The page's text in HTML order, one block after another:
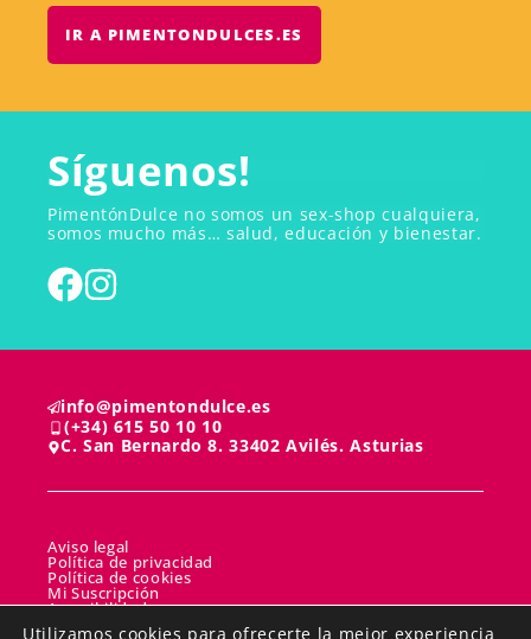
IR A PIMENTONDULCES.ES
Síguenos!
PimentónDulce no somos un sex-shop cualquiera,
somos mucho más… salud, educación y bienestar.
info@pimentondulce.es
(+34) 615 50 10 10
C. San Bernardo 8. 33402 Avilés. Asturias
Aviso legal
Política de privacidad
Política de cookies
Mi Suscripción
Accesibilidad
Mapa del sitio
Utilizamos cookies para ofrecerte la mejor experiencia